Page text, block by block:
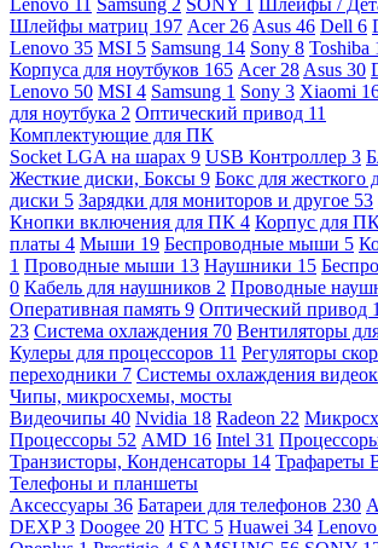
Шлейфы матриц 197 Acer 26 Asus 46 Dell 6
Lenovo 35 MSI 5 Samsung 14 Sony 8 Toshiba
Корпуса для ноутбуков 165 Acer 28 Asus 30
Lenovo 50 MSI 4 Samsung 1 Sony 3 Xiaomi
для ноутбука 2 Оптический привод 11
Комплектующие для ПК
Socket LGA на шарах 9 USB Контроллер 3
Жесткие диски, Боксы 9 Бокс для жесткого
диски 5 Зарядки для мониторов и другое 53
Кнопки включения для ПК 4 Корпус для
платы 4 Мыши 19 Беспроводные мыши 5
1 Проводные мыши 13 Наушники 15
0 Кабель для наушников 2 Проводные
Оперативная память 9 Оптический привод 1
23 Система охлаждения 70 Вентиляторы
Кулеры для процессоров 11 Регуляторы
переходники 7 Системы охлаждения
Чипы, микросхемы, мосты
Видеочипы 40 Nvidia 18 Radeon 22
Процессоры 52 AMD 16 Intel 31
Транзисторы, Конденсаторы 14 Трафареты
Телефоны и планшеты
Аксессуары 36 Батареи для телефонов 230
DEXP3 Doogee 20 HTC 5 Huawei 34 Lenovo